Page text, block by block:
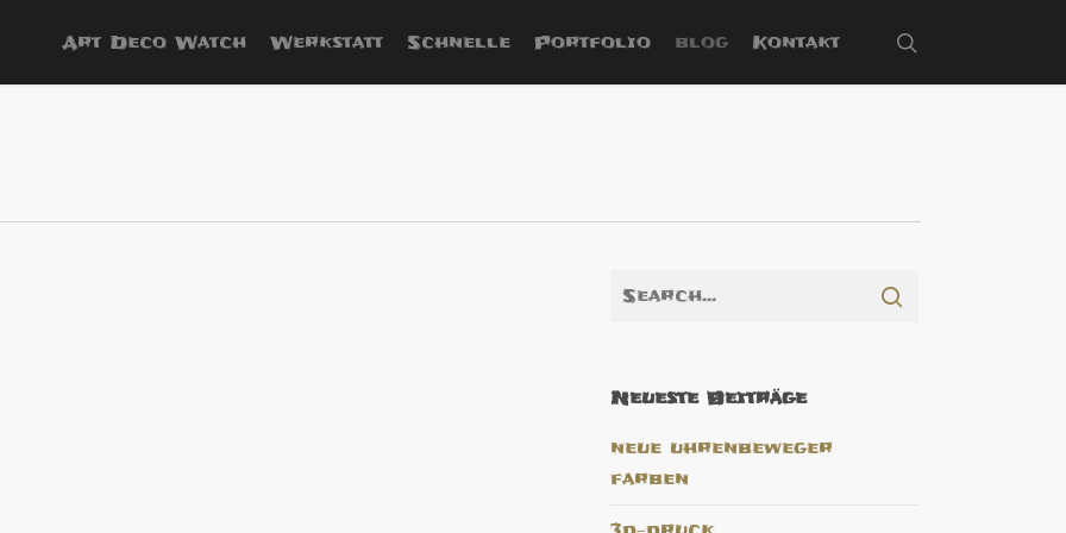
Art Deco Watch Werkstatt Schnelle Portfolio blog Kontakt
Neueste Beiträge
neue uhrenbeweger
farben